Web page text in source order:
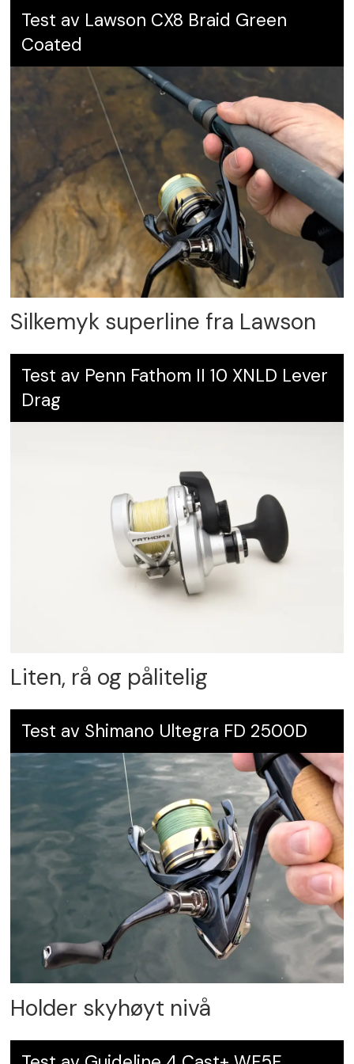
Leverandør:Pure Fishing Norge, tlf. 23 23
40 00,www.purefishing.no
Karakter:6
Test av Lawson CX8 Braid Green
Coated
Silkemyk superline fra Lawson
Test av Penn Fathom II 10 XNLD Lever
Drag
Liten, rå og pålitelig
Test av Shimano Ultegra FD 2500D
Holder skyhøyt nivå